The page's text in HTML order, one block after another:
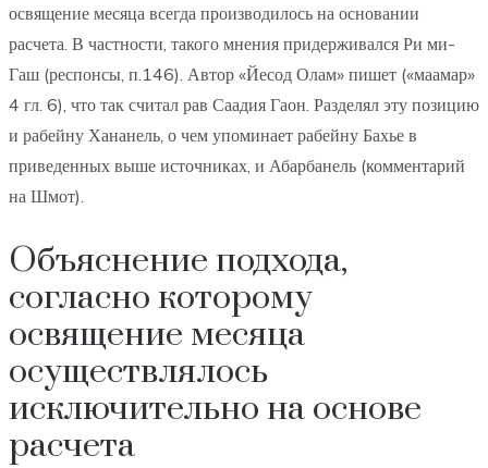
освящение месяца всегда производилось на основании
расчета. В частности, такого мнения придерживался Ри ми-
Гаш (респонсы, п.146). Автор «Йесод Олам» пишет («маамар»
4 гл. 6), что так считал рав Саадия Гаон. Разделял эту позицию
и рабейну Хананель, о чем упоминает рабейну Бахье в
приведенных выше источниках, и Абарбанель (комментарий
на Шмот).
Объяснение подхода,
согласно которому
освящение месяца
осуществлялось
исключительно на основе
расчета